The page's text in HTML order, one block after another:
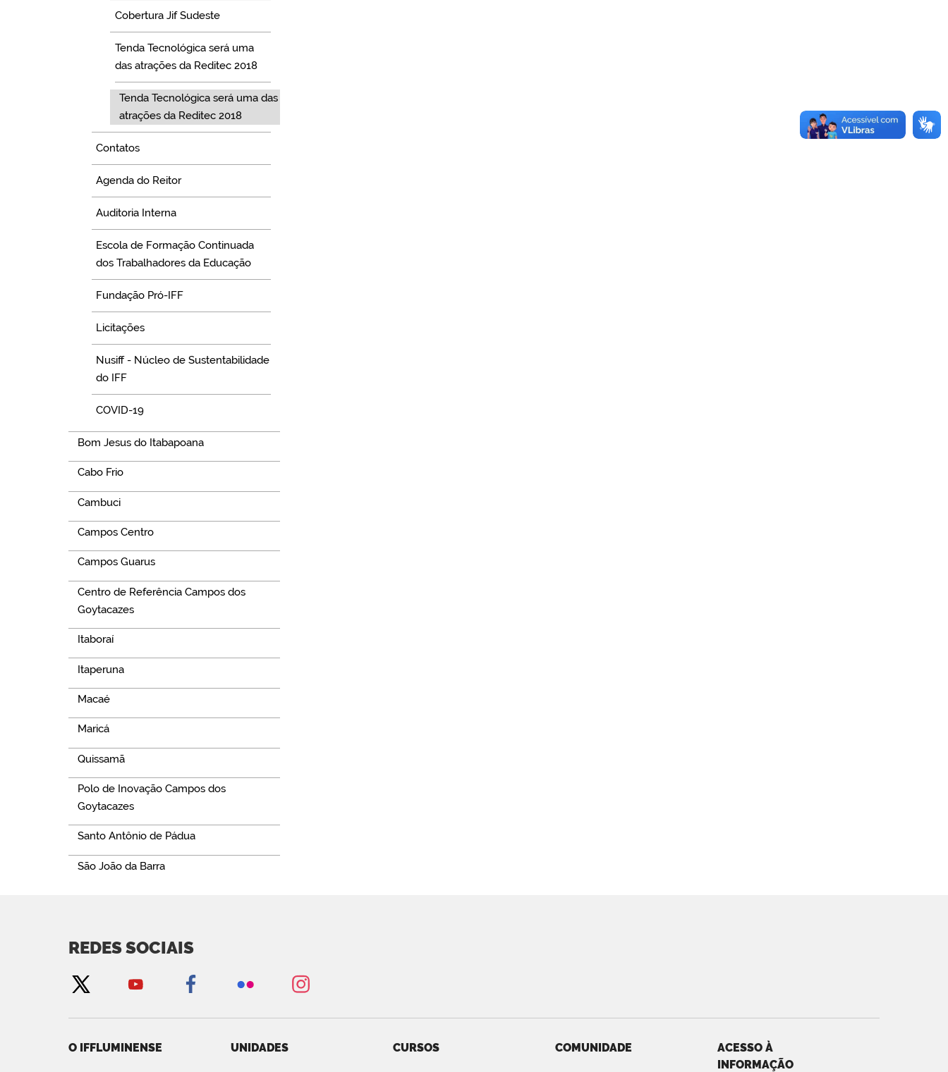
Cobertura Jif Sudeste
Tenda Tecnológica será uma
das atrações da Reditec 2018
Tenda Tecnológica será uma das
atrações da Reditec 2018
Contatos
Agenda do Reitor
Auditoria Interna
Escola de Formação Continuada
dos Trabalhadores da Educação
Fundação Pró-IFF
Licitações
Nusiff - Núcleo de Sustentabilidade
do IFF
COVID-19
Bom Jesus do Itabapoana
Cabo Frio
Cambuci
Campos Centro
Campos Guarus
Centro de Referência Campos dos
Goytacazes
Itaboraí
Itaperuna
Macaé
Maricá
Quissamã
Polo de Inovação Campos dos
Goytacazes
Santo Antônio de Pádua
São João da Barra
REDES SOCIAIS
O IFFLUMINENSE UNIDADES CURSOS COMUNIDADE
ACESSO À
INFORMAÇÃO